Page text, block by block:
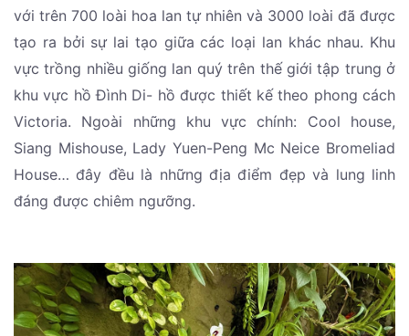
với trên 700 loài hoa lan tự nhiên và 3000 loài đã được
tạo ra bởi sự lai tạo giữa các loại lan khác nhau. Khu
vực trồng nhiều giống lan quý trên thế giới tập trung ở
khu vực hồ Đình Di- hồ được thiết kế theo phong cách
Victoria. Ngoài những khu vực chính: Cool house,
Siang Mishouse, Lady Yuen-Peng Mc Neice Bromeliad
House… đây đều là những địa điểm đẹp và lung linh
đáng được chiêm ngưỡng.